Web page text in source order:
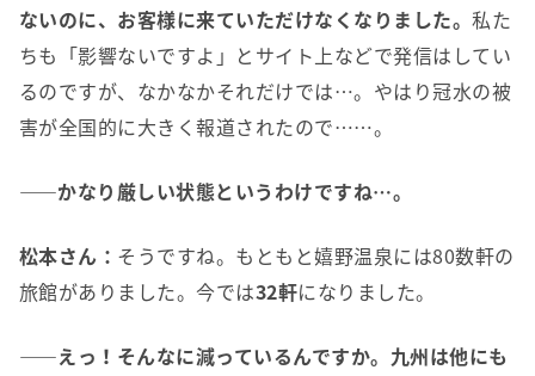
ないのに、お客様に来ていただけなくなりました。私た
ちも「影響ないですよ」とサイト上などで発信はしてい
るのですが、なかなかそれだけでは…。やはり冠水の被
害が全国的に大きく報道されたので……。
――かなり厳しい状態というわけですね…。
松本さん： そうですね。もともと嬉野温泉には80数軒の
旅館がありました。今では32軒になりました。
――えっ！そんなに減っているんですか。九州は他にも